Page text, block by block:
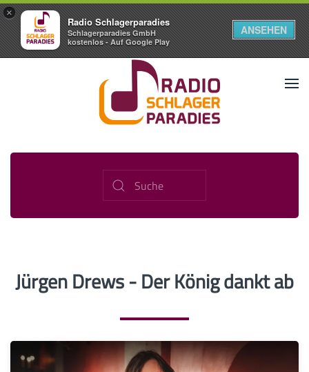
×
Radio Schlagerparadies
Schlagerparadies GmbH
kostenlos - Auf Google Play
ANSEHEN
Jürgen Drews - Der König dankt ab